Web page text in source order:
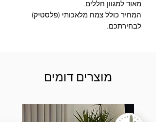
מאוד למגוון חללים.
המחיר כולל צמח מלאכותי (פלסטיק)
לבחירתכם.
מוצרים דומים